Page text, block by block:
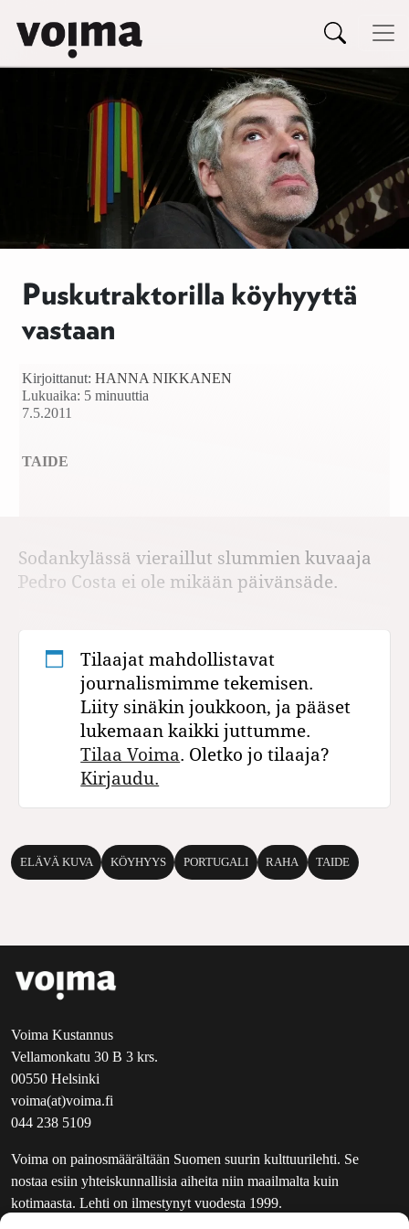
Siirry sisältöön
Päävalikko
Puskutraktorilla köyhyyttä
vastaan
7.5.2011
Kirjoittanut: HANNA NIKKANEN
Lukuaika: 5 minuuttia
TAIDE
Sodankylässä vieraillut slummien kuvaaja
Pedro Costa ei ole mikään päivänsäde.
Tilaajat mahdollistavat
journalismimme tekemisen.
Liity sinäkin joukkoon, ja pääset
lukemaan kaikki juttumme.
Tilaa Voima. Oletko jo tilaaja?
Kirjaudu.
ELÄVÄ KUVA KÖYHYYS PORTUGALI RAHA TAIDE
Voima Kustannus
Vellamonkatu 30 B 3 krs.
00550 Helsinki
voima(at)voima.fi
044 238 5109
Voima on painosmäärältään Suomen suurin kulttuurilehti. Se
nostaa esiin yhteiskunnallisia aiheita niin maailmalta kuin
kotimaasta. Lehti on ilmestynyt vuodesta 1999.